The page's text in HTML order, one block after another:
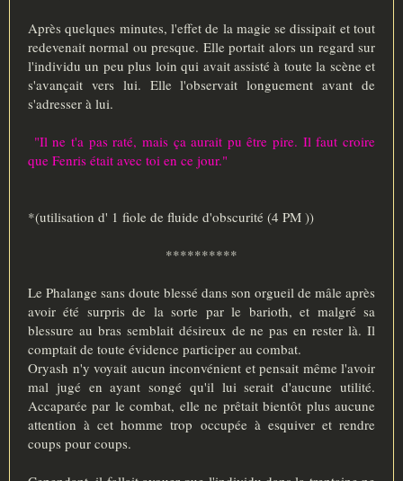
Après quelques minutes, l'effet de la magie se dissipait et tout
redevenait normal ou presque. Elle portait alors un regard sur
l'individu un peu plus loin qui avait assisté à toute la scène et
s'avançait vers lui. Elle l'observait longuement avant de
s'adresser à lui.
"Il ne t'a pas raté, mais ça aurait pu être pire. Il faut croire
que Fenris était avec toi en ce jour."
*(utilisation d' 1 fiole de fluide d'obscurité (4 PM ))
**********
Le Phalange sans doute blessé dans son orgueil de mâle après
avoir été surpris de la sorte par le barioth, et malgré sa
blessure au bras semblait désireux de ne pas en rester là. Il
comptait de toute évidence participer au combat.
Oryash n'y voyait aucun inconvénient et pensait même l'avoir
mal jugé en ayant songé qu'il lui serait d'aucune utilité.
Accaparée par le combat, elle ne prêtait bientôt plus aucune
attention à cet homme trop occupée à esquiver et rendre
coups pour coups.